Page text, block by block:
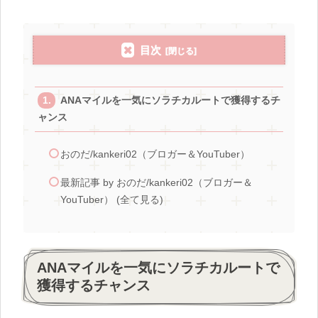
目次
ANAマイルを一気にソラチカルートで獲得するチ
ャンス
おのだ/kankeri02（ブロガー＆YouTuber）
最新記事 by おのだ/kankeri02（ブロガー＆
YouTuber） (全て見る)
ANAマイルを一気にソラチカルートで
獲得するチャンス